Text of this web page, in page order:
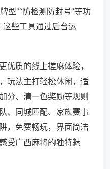
型”“防检测防封号”等功
这些工具通过后台运
质的线上搓麻体验，
玩法主打轻松休闲，适
分、清一色奖励等规则
、同城匹配、家族赛事
，免费畅玩，界面简洁
受广西麻将的独特魅